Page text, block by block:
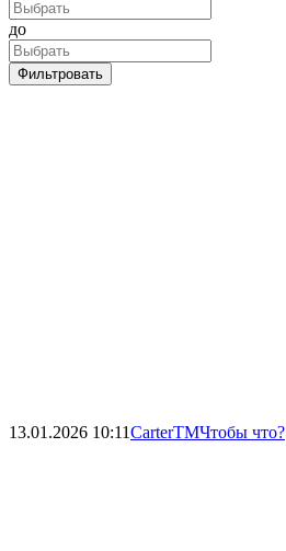
до
Фильтровать
13.01.2026 10:11CarterTMЧтобы что?